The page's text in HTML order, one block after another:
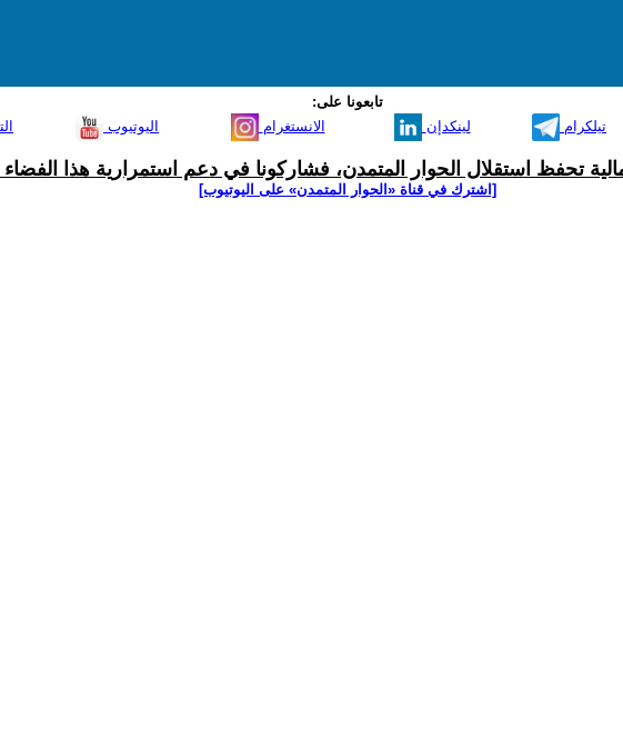
تابعونا على:
اليوتيوب الانستغرام لينكدإن تيلكرام
تحفظ استقلال الحوار المتمدن، فشاركونا في دعم استمرارية هذا الفضاء
[اشترك في قناة ‫«الحوار المتمدن» على اليوتيوب]